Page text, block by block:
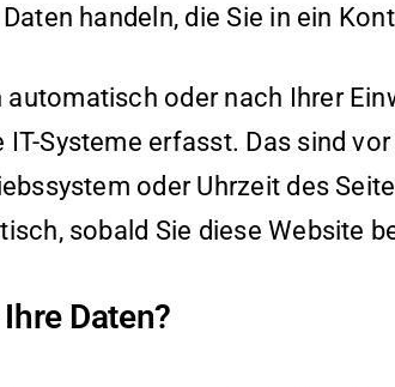
handeln, die Sie in ein
automatisch oder nach Ihrer
Systeme erfasst. Das sind
oder Uhrzeit des
sobald Sie diese Website
Daten?